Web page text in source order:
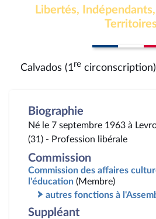
Libertés,
Territoires
Calvados (1recirconscription)
Biographie
Né le 7 septembre 1963 à
(31) - Profession libérale
Commission
Commission des affaires
l'éducation (Membre)
autres fonctions à
Suppléant